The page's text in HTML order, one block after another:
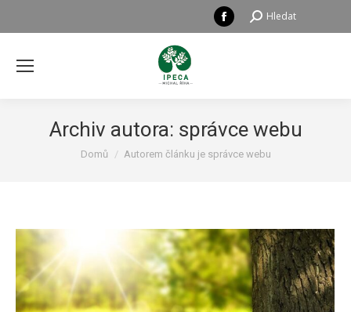
Facebook
page
Hledat:Hledat
Archiv autora: správce webu
Právě se nacházíte zde:
Domů Autorem článku je správce webu